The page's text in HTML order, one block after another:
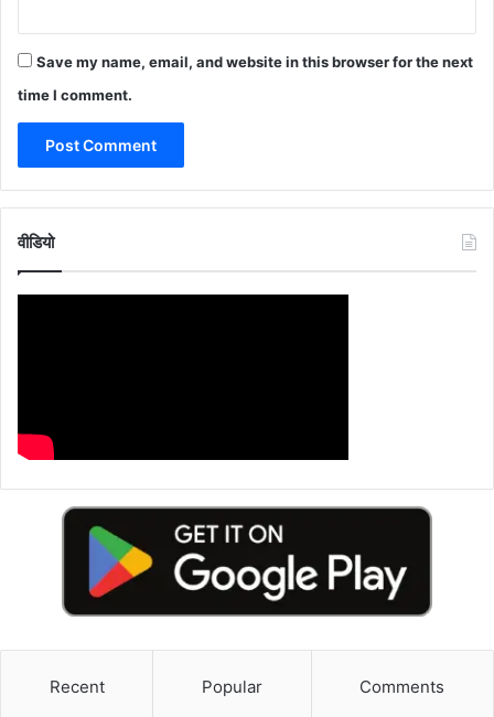
Save my name, email, and website in this browser for the next
time I comment.
वीडियो
Recent Popular Comments